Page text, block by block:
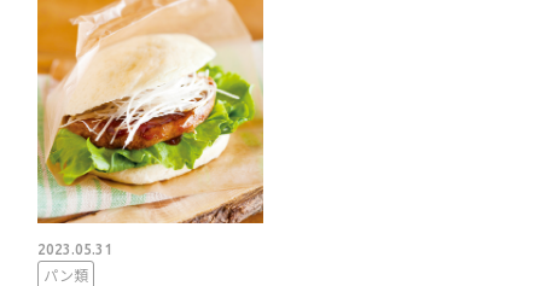
2023.05.31
パン類